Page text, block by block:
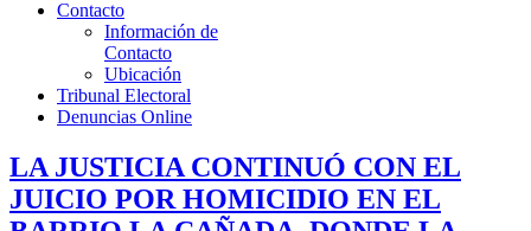
Contacto
Información de
Contacto
Ubicación
Tribunal Electoral
Denuncias Online
LA JUSTICIA CONTINUÓ CON EL
JUICIO POR HOMICIDIO EN EL